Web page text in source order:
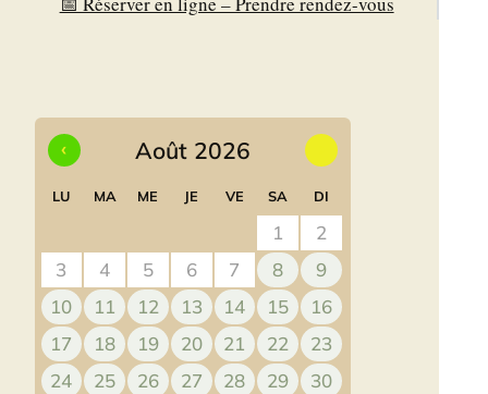
‹ Août 2026
LU MA ME JE VE SA DI
1
2
3
4 5 6 7 8
9
10
11 12 13 14 15
16
17
18 19 20 21 22
23
24
25 26 27 28 29
30